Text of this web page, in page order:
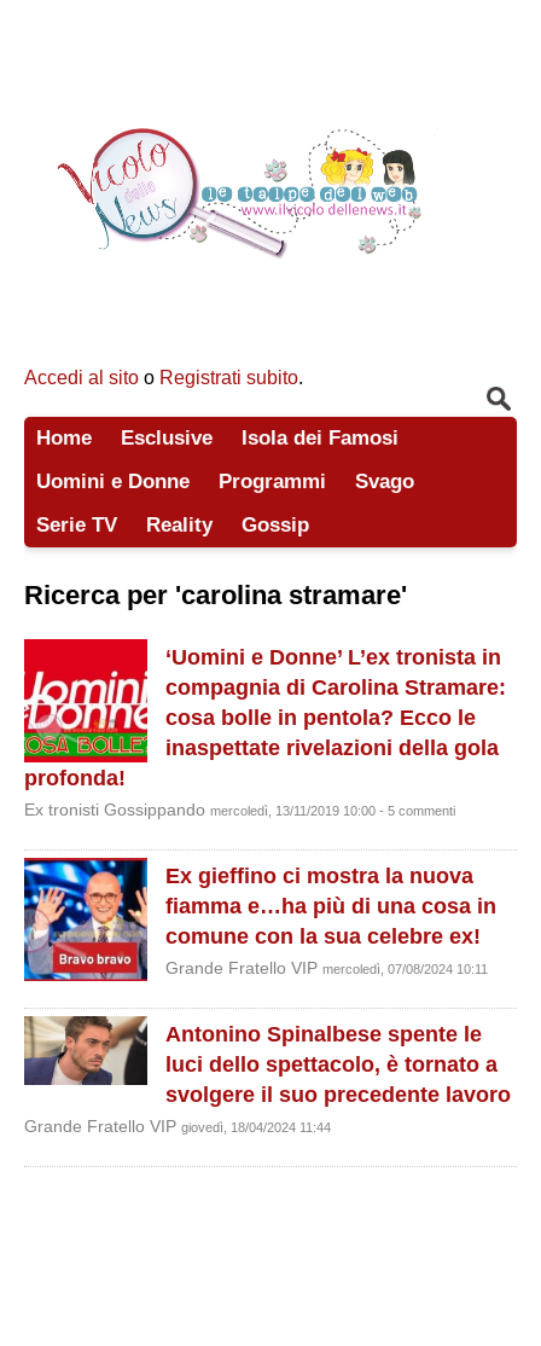
Accedi al sito o Registrati subito.
Home Esclusive
Isola dei Famosi
Uomini e Donne
Programmi
Svago
Serie TV
Reality Gossip
Ricerca per 'carolina stramare'
‘Uomini e Donne’ L’ex tronista in
compagnia di Carolina Stramare:
cosa bolle in pentola? Ecco le
inaspettate rivelazioni della gola
profonda!
Ex tronisti Gossippando mercoledì, 13/11/2019 10:00 - 5 commenti
Ex gieffino ci mostra la nuova
fiamma e…ha più di una cosa in
comune con la sua celebre ex!
Grande Fratello VIP mercoledì, 07/08/2024 10:11
Antonino Spinalbese spente le
luci dello spettacolo, è tornato a
svolgere il suo precedente lavoro
Grande Fratello VIP giovedì, 18/04/2024 11:44